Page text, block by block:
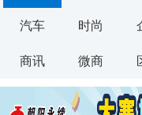
汽车 时尚
商讯 微商